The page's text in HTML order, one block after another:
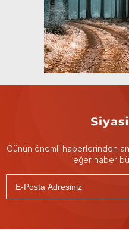
Günün önemli haberlerinden
eğer haber